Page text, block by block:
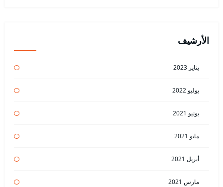
الأرشيف
يناير 2023
يوليو 2022
يونيو 2021
مايو 2021
أبريل 2021
مارس 2021